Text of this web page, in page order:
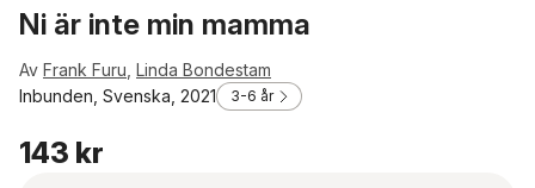
Ni är inte min mamma
Av Frank Furu Linda Bondestam
Inbunden, Svenska, 2021
3-6 år
143 kr